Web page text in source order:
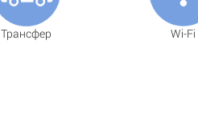
Трансфер Wi-Fi